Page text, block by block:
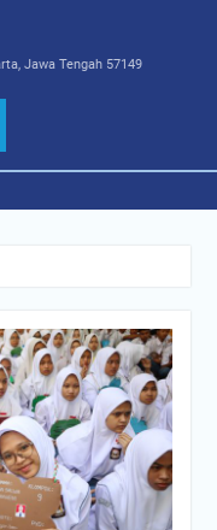
Jawa Tengah 57149